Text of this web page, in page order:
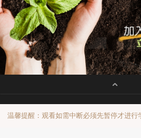
温馨提醒：观看如需中断必须先暂停才进行